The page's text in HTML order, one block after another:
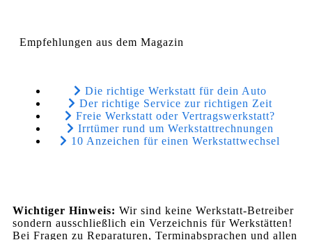
Empfehlungen aus dem Magazin
Die richtige Werkstatt für dein Auto
Der richtige Service zur richtigen Zeit
Freie Werkstatt oder Vertragswerkstatt?
Irrtümer rund um Werkstattrechnungen
10 Anzeichen für einen Werkstattwechsel
Wichtiger Hinweis: Wir sind keine Werkstatt-Betreiber
sondern ausschließlich ein Verzeichnis für Werkstätten!
Bei Fragen zu Reparaturen, Terminabsprachen und allen